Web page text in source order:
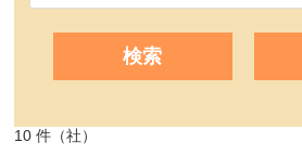
検索
10 件（社）